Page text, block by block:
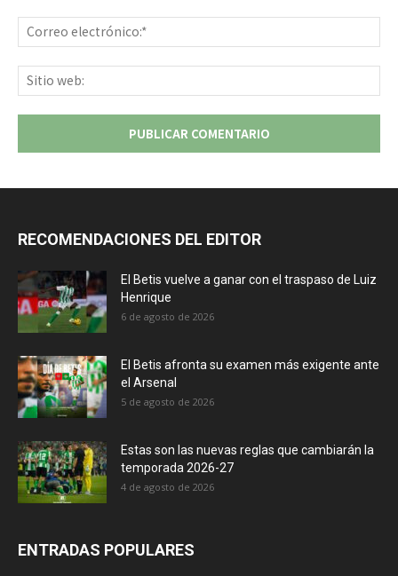
RECOMENDACIONES DEL EDITOR
El Betis vuelve a ganar con el traspaso de Luiz
Henrique
6 de agosto de 2026
El Betis afronta su examen más exigente ante
el Arsenal
5 de agosto de 2026
Estas son las nuevas reglas que cambiarán la
temporada 2026-27
4 de agosto de 2026
ENTRADAS POPULARES